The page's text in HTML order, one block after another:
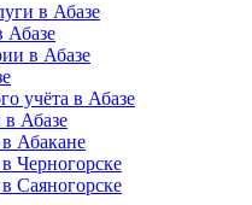
в Абазе
Абазе
в Абазе
учёта в Абазе
в Абазе
Абакане
Черногорске
Саяногорске